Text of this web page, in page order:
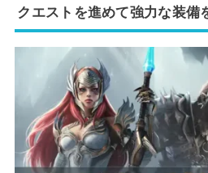
クエストを進めて強力な装備